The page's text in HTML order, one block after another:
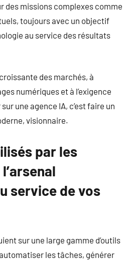
des missions complexes comme
toujours avec un objectif
au service des résultats
des marchés, à
numériques et à l’exigence
une agence IA, c’est faire un
visionnaire.
par les
service de vos
sur une large gamme d’outils
les tâches, générer